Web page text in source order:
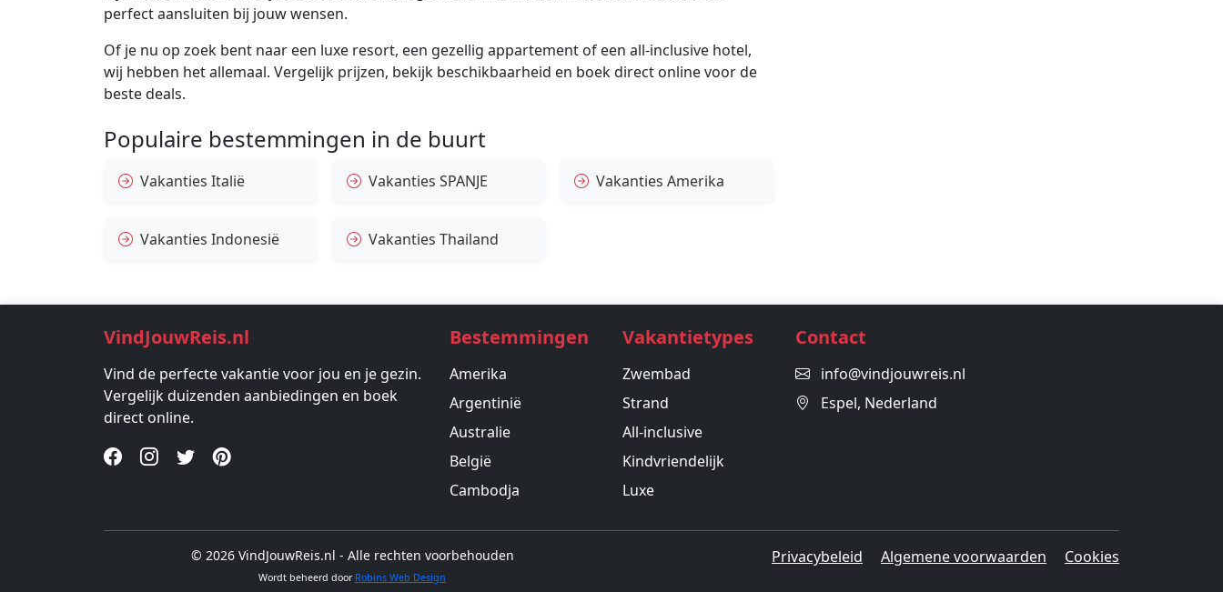
perfect aansluiten bij jouw wensen.
Of je nu op zoek bent naar een luxe resort, een gezellig appartement of een all-inclusive hotel,
wij hebben het allemaal. Vergelijk prijzen, bekijk beschikbaarheid en boek direct online voor de
beste deals.
Populaire bestemmingen in de buurt
Vakanties Italië Vakanties SPANJE Vakanties Amerika
Vakanties Indonesië Vakanties Thailand
VindJouwReis.nl
Vind de perfecte vakantie voor jou en je gezin.
Vergelijk duizenden aanbiedingen en boek
direct online.
Bestemmingen
Amerika
Argentinië
Australie
België
Cambodja
Vakantietypes
Zwembad
Strand
All-inclusive
Kindvriendelijk
Luxe
Contact
info@vindjouwreis.nl
Espel, Nederland
© 2026 VindJouwReis.nl - Alle rechten voorbehouden
Wordt beheerd door Robins Web Design
Privacybeleid Algemene voorwaarden Cookies